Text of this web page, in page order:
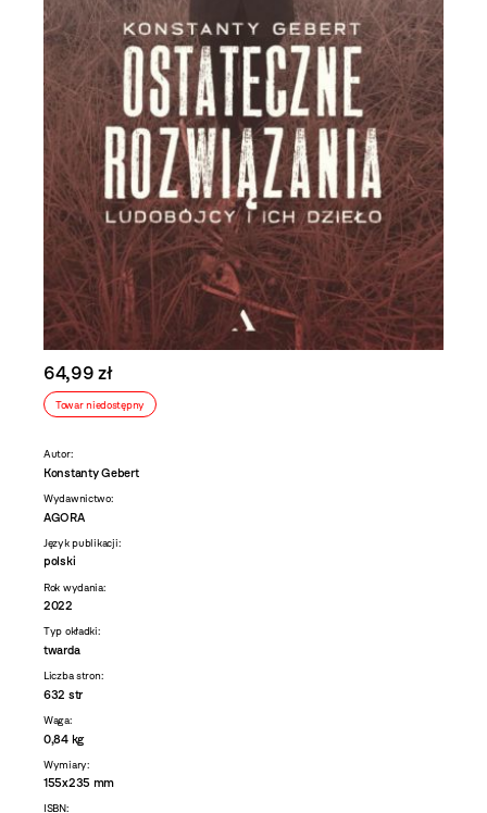
64,99 zł
Towar niedostępny
Autor:
Konstanty Gebert
Wydawnictwo:
AGORA
Język publikacji:
polski
Rok wydania:
2022
Typ okładki:
twarda
Liczba stron:
632 str
Waga:
0,84 kg
Wymiary:
155x235 mm
ISBN: